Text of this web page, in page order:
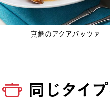
真鯛のアクアパッツァ
同じタイ